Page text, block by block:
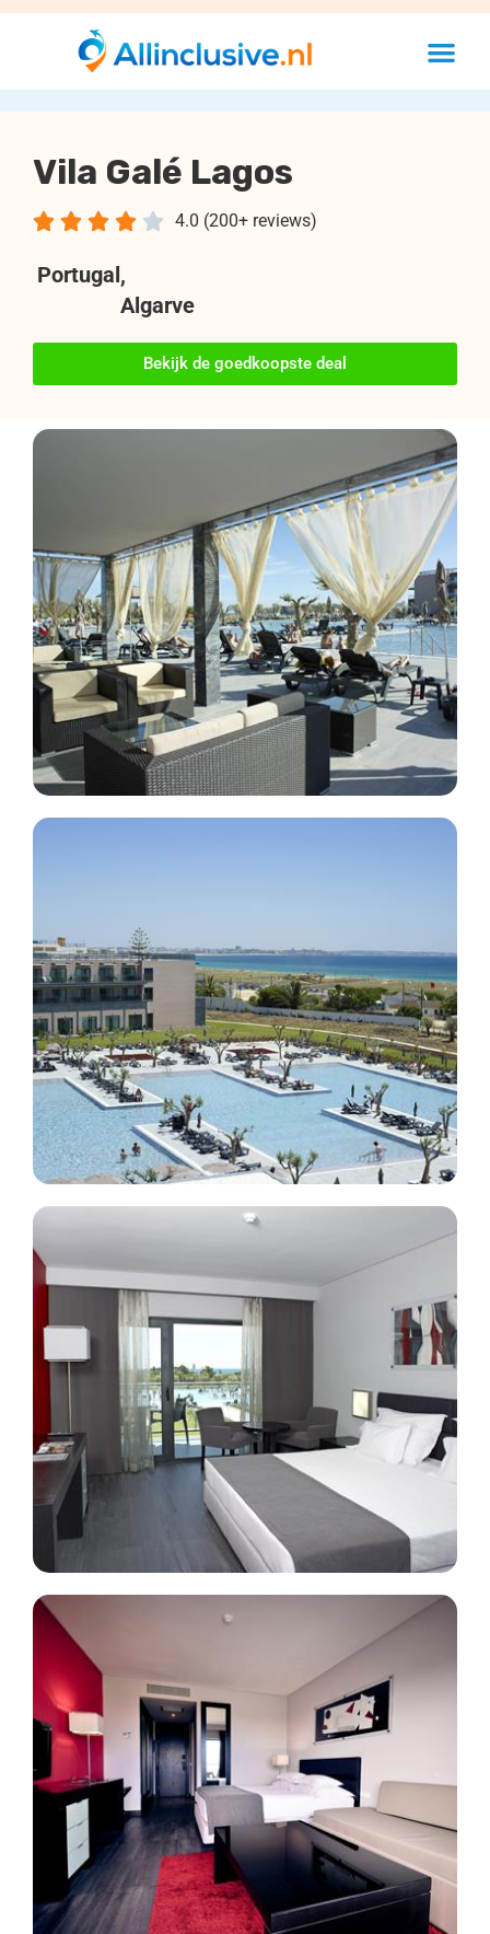
Vila Galé Lagos
4.0 (200+ reviews)
    
Portugal,
Algarve
Bekijk de goedkoopste deal